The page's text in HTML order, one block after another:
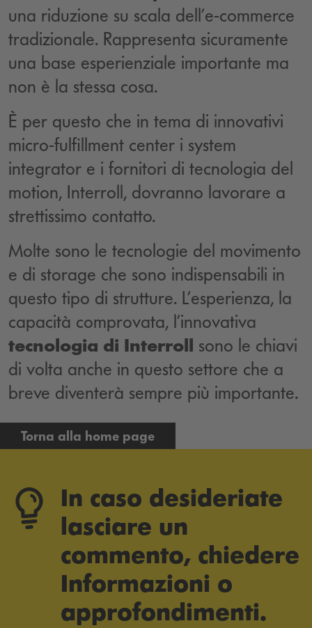
una riduzione su scala dell’e-commerce
tradizionale. Rappresenta sicuramente
una base esperienziale importante ma
non è la stessa cosa.
È per questo che in tema di innovativi
micro-fulfillment center i system
integrator e i fornitori di tecnologia del
motion, Interroll, dovranno lavorare a
strettissimo contatto.
Molte sono le tecnologie del movimento
e di storage che sono indispensabili in
questo tipo di strutture. L’esperienza, la
capacità comprovata, l’innovativa
tecnologia di Interroll sono le chiavi
di volta anche in questo settore che a
breve diventerà sempre più importante.
Torna alla home page
In caso desideriate
lasciare un
commento, chiedere
Informazioni o
approfondimenti.